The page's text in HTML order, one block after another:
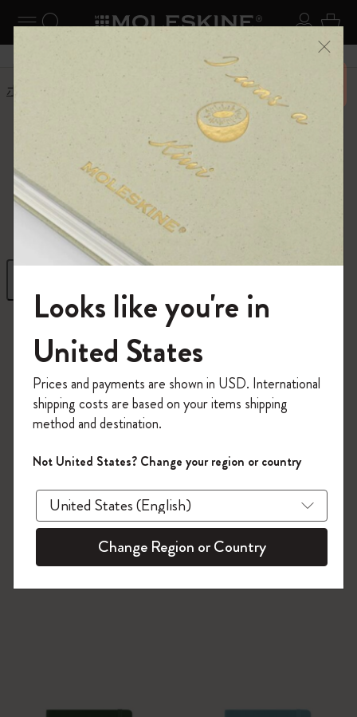
ナビゲーションの切替 ログ
検索 (キーワードなど) カ
6,500円以上のご購入で送料無料 メニ
ーを閉じる
ホーム
Paper products
FSC™ certified
212 プロダクツ
モレスキンの世界へようこそ
「WELCOME10」を入力すると、初回注
文が10%オフ＋送料無料になります。セ
ール・アウトレット品は適用外。
Moleskineアカウントを作成して限定オフ
ァーや会員特典、さらに多くのインスピ
レーションを手に入れましょう。
今すぐ会員登録 !
Looks like you're in
United States
Prices and payments are shown in USD. International
shipping costs are based on your items shipping
method and destination.
Not United States? Change your region or country
Change Region or Country